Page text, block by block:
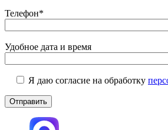
Телефон*
Удобное дата и время
Я даю согласие на обработку